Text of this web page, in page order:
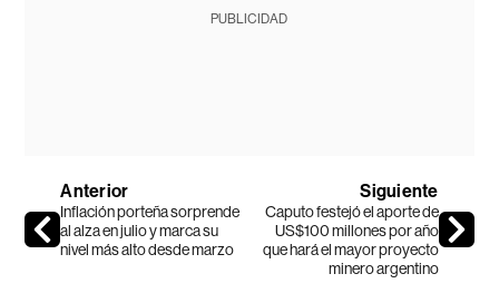
PUBLICIDAD
Anterior
Inflación porteña sorprende
al alza en julio y marca su
nivel más alto desde marzo
Siguiente
Caputo festejó el aporte de
US$100 millones por año
que hará el mayor proyecto
minero argentino